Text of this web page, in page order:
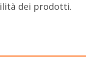
dei prodotti.